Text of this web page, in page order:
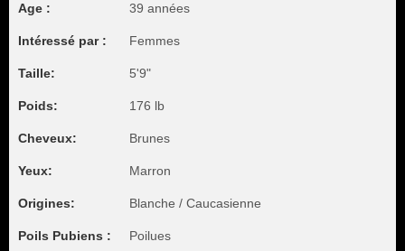
Age : 39 années
Intéressé par : Femmes
Taille: 5'9"
Poids: 176 lb
Cheveux: Brunes
Yeux: Marron
Origines: Blanche / Caucasienne
Poils Pubiens : Poilues